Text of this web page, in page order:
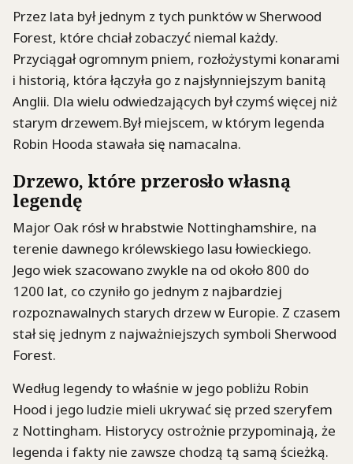
Przez lata był jednym z tych punktów w Sherwood
Forest, które chciał zobaczyć niemal każdy.
Przyciągał ogromnym pniem, rozłożystymi konarami
i historią, która łączyła go z najsłynniejszym banitą
Anglii. Dla wielu odwiedzających był czymś więcej niż
starym drzewem.Był miejscem, w którym legenda
Robin Hooda stawała się namacalna.
Drzewo, które przerosło własną
legendę
Major Oak rósł w hrabstwie Nottinghamshire, na
terenie dawnego królewskiego lasu łowieckiego.
Jego wiek szacowano zwykle na od około 800 do
1200 lat, co czyniło go jednym z najbardziej
rozpoznawalnych starych drzew w Europie. Z czasem
stał się jednym z najważniejszych symboli Sherwood
Forest.
Według legendy to właśnie w jego pobliżu Robin
Hood i jego ludzie mieli ukrywać się przed szeryfem
z Nottingham. Historycy ostrożnie przypominają, że
legenda i fakty nie zawsze chodzą tą samą ścieżką.